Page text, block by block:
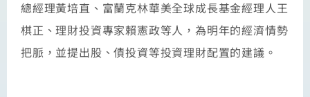
總經理黃培直、富蘭克林華美全球成長基金經理人王
棋正、理財投資專家賴憲政等人，為明年的經濟情勢
把脈，並提出股、債投資等投資理財配置的建議。